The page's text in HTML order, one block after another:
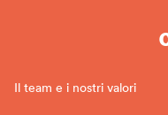
Il team e i nostri valori